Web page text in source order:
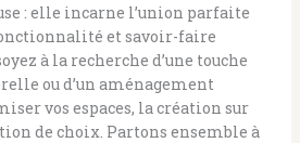
: elle incarne l’union parfaite
et savoir-faire
à la recherche d’une touche
ou d’un aménagement
vos espaces, la création sur
de choix. Partons ensemble à